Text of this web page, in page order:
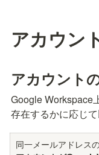
アカウン
アカウント
Google Workspace
存在するかに応じ